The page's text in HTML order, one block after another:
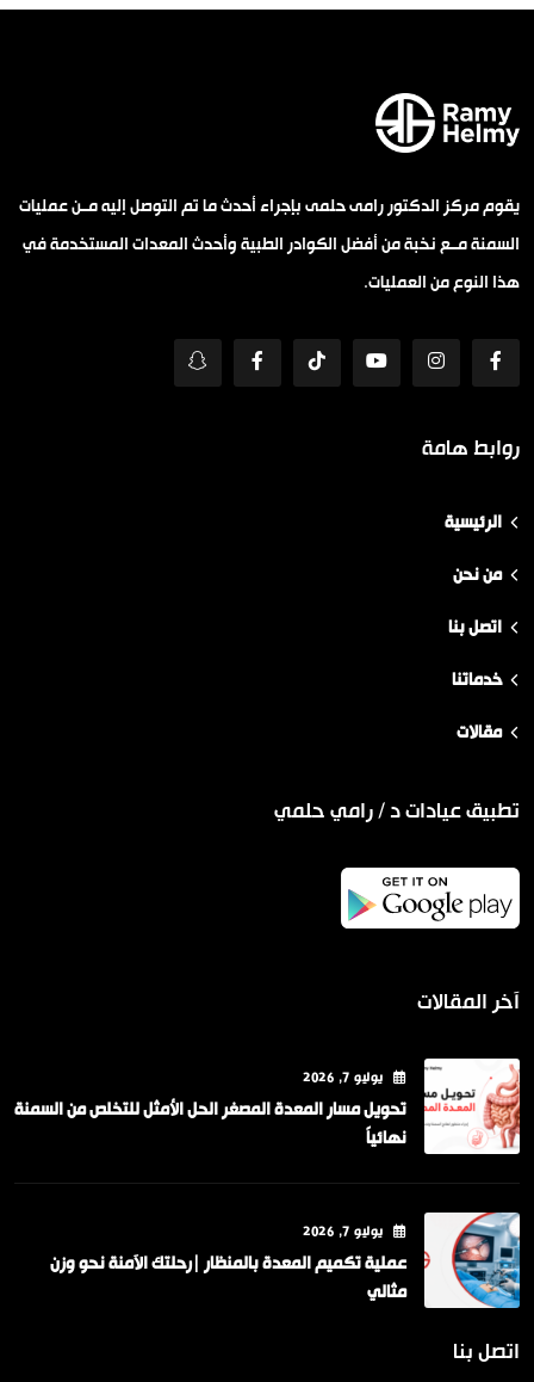
يقوم مركز الدكتور رامى حلمى بإجراء أحدث ما تم التوصل إليه مــن عمليات
السمنة مــع نخبة من أفضل الكوادر الطبية وأحدث المعدات المستخدمة في
هذا النوع من العمليات.
روابط هامة
الرئيسية
من نحن
اتصل بنا
خدماتنا
مقالات
تطبيق عيادات د / رامي حلمي
آخر المقالات
يوليو 7
, 2026
تحويل مسار المعدة المصغر الحل الأمثل للتخلص من السمنة
نهائياً
يوليو 7
, 2026
عملية تكميم المعدة بالمنظار |رحلتك الآمنة نحو وزن
مثالي
اتصل بنا